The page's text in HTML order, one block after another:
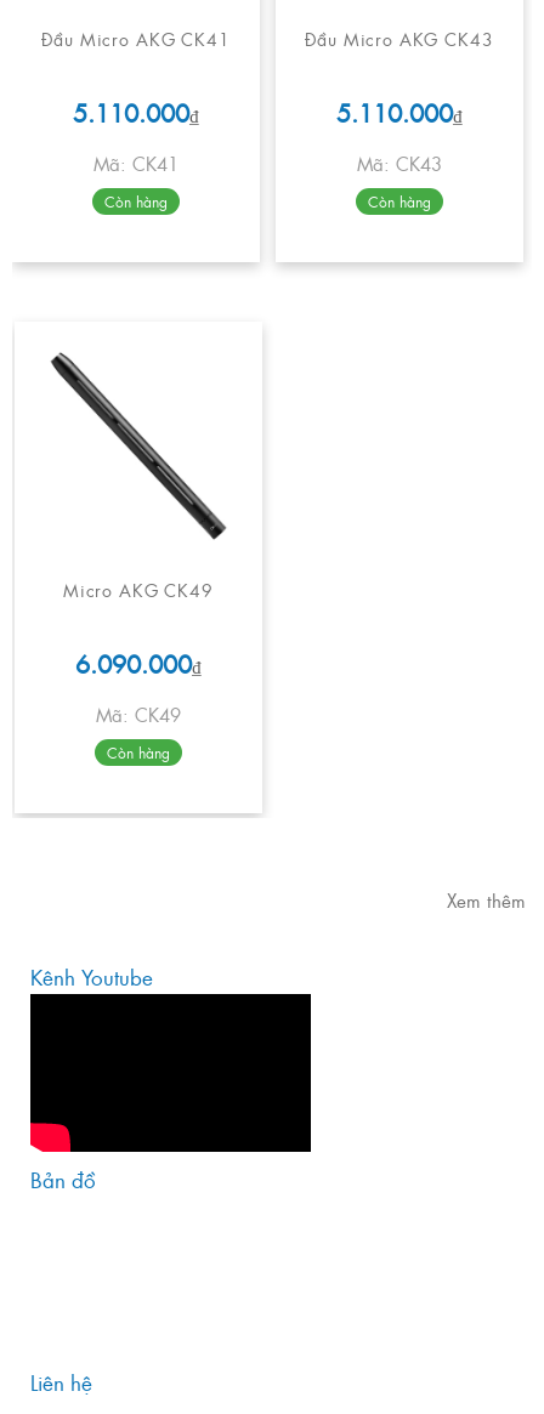
Đầu Micro AKG CK41
5.110.000₫
Mã: CK41
Còn hàng
Đầu Micro AKG CK43
5.110.000₫
Mã: CK43
Còn hàng
Micro AKG CK49
6.090.000₫
Mã: CK49
Còn hàng
Xem thêm
Kênh Youtube
Bản đồ
Liên hệ